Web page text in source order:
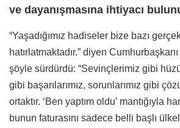
ve dayanışmasına ihtiyacı
“Yaşadığımız hadiseler bize bazı
hatırlatmaktadır.” diyen
şöyle sürdürdü: “Sevinçlerimiz gibi
gibi başarılarımız, sorunlarımız gibi
ortaktır. ‘Ben yaptım oldu’ mantığıyla
bunun faturasını sadece belli başlı